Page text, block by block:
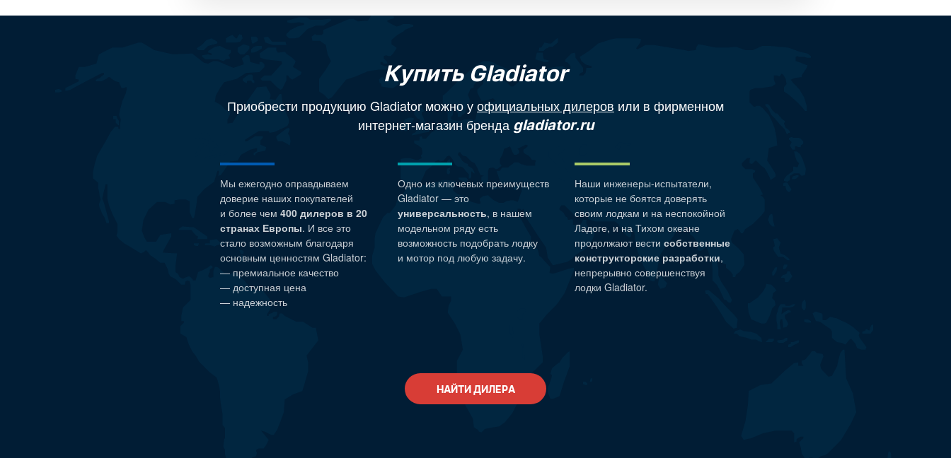
Купить Gladiator
Приобрести продукцию Gladiator можно уофициальных дилеров или в фирменном
интернет-магазин бренда gladiator.ru
Мы ежегодно оправдываем
доверие наших покупателей
и более чем 400 дилеров в 20
странах Европы. И все это
стало возможным благодаря
основным ценностям Gladiator:
— премиальное качество
— доступная цена
— надежность
Одно из ключевых преимуществ
Gladiator — это
универсальность, в нашем
модельном ряду есть
возможность подобрать лодку
и мотор под любую задачу.
Наши инженеры-испытатели,
которые не боятся доверять
своим лодкам и на неспокойной
Ладоге, и на Тихом океане
продолжают вестисобственные
конструкторские разработки,
непрерывно совершенствуя
лодки Gladiator.
НАЙТИ ДИЛЕРА